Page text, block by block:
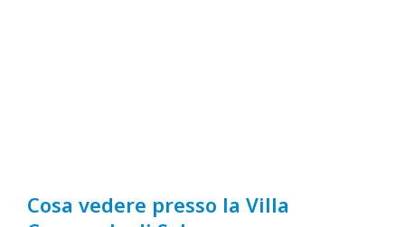
Cosa vedere presso la Villa